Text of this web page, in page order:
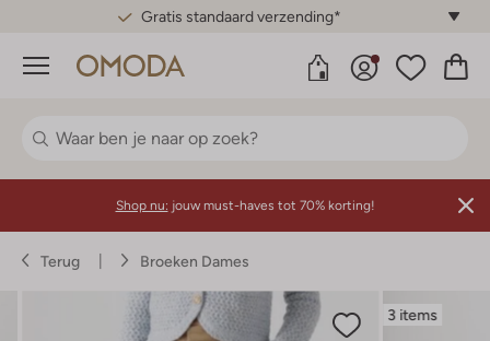
Gratis standaard verzending*
Menu
Shop nu: jouw must-haves tot 70% korting!
Terug Broeken Dames
3 items